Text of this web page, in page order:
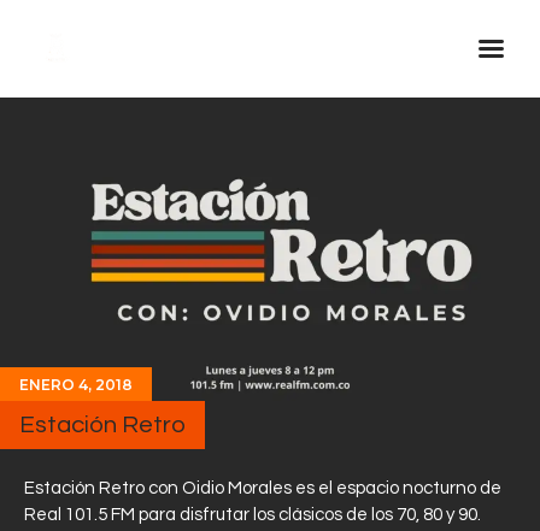
Streaming
En Vivo
Descarga La APP
Programas
Equipo
Sobre Nosotros
Contactos
ENERO 4, 2018
Estación Retro
Estación Retro con Oidio Morales es el espacio nocturno de
Real 101.5 FM para disfrutar los clásicos de los 70, 80 y 90.